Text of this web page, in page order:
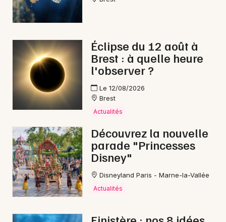
Éclipse du 12 août à
Brest : à quelle heure
l'observer ?
Le 12/08/2026
Brest
Actualités
Découvrez la nouvelle
parade "Princesses
Disney"
Disneyland Paris - Marne-la-Vallée
Actualités